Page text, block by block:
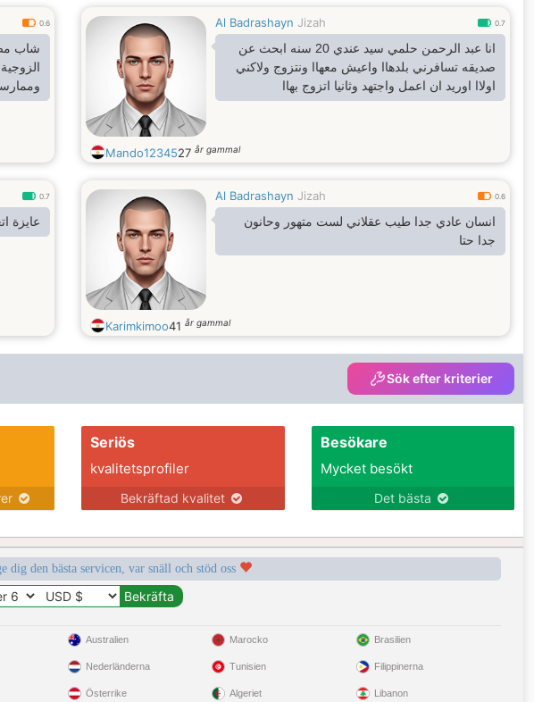
0.6
شاب
Al Badrashayn Jizah 0.7
انا عبد الرحمن حلمي سيد عندي 20 سنه ابحث عن
صديقه تسافرني بلدهاا واعيش معهاا ونتزوج ولاكني
اولاا اوريد ان اعمل واجتهد وثانيا اتزوج بهاا
Mando1234527 år gammal
0.7
عايزة
Al Badrashayn Jizah 0.6
انسان عادي جدا طيب عقلاني لست متهور وحانون
جدا حتا
Karimkimoo41 år gammal
Sök efter kriterier
Seriös
kvalitetsprofiler
Bekräftad kvalitet
Besökare
Mycket besökt
Det bästa
dig den bästa servicen, var snäll och stöd oss
Australien
Nederländerna
Österrike
Marocko
Tunisien
Algeriet
Brasilien
Filippinerna
Libanon